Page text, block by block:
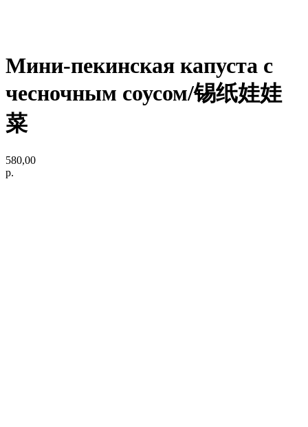
Мини-пекинская капуста с
чесночным соусом/锡纸娃娃
菜
580,00
р.